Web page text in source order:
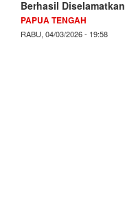
Berhasil Diselamatkan
PAPUA TENGAH
RABU, 04/03/2026 - 19:58